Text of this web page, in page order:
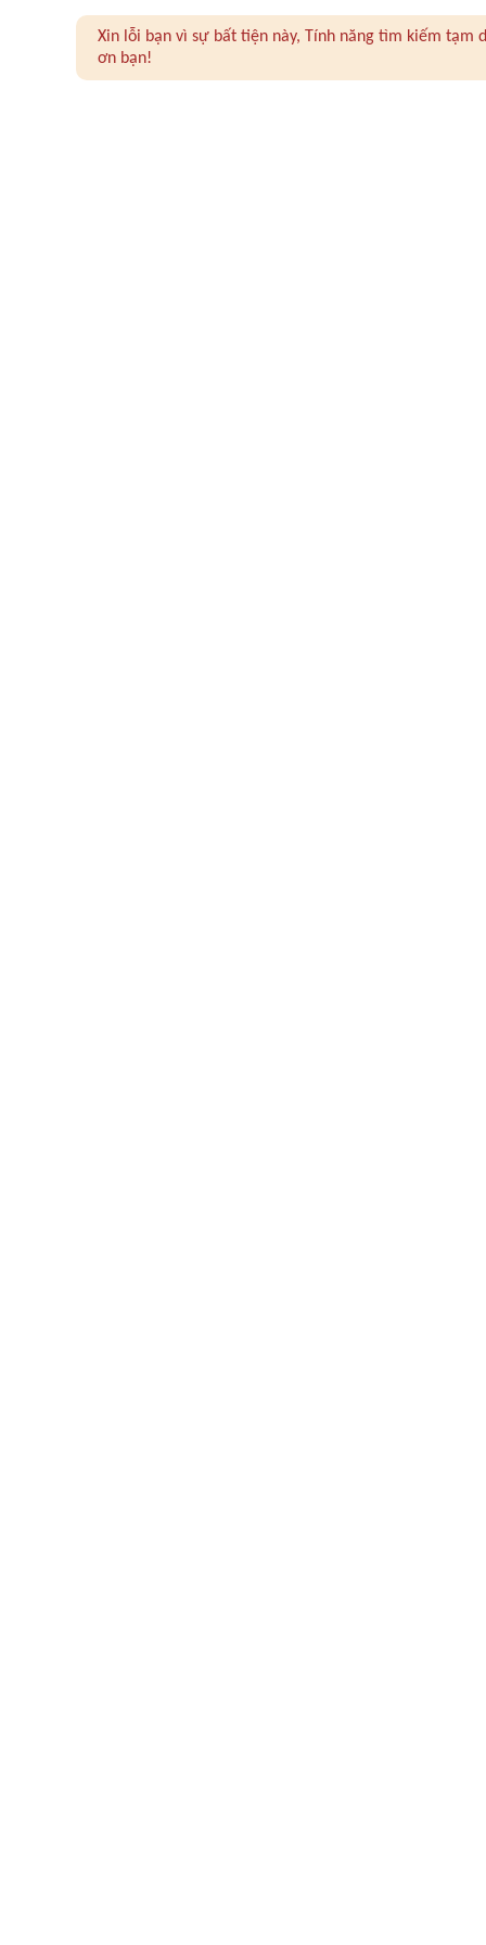
Xin lỗi bạn vì sự bất tiện này, Tính năng tìm kiếm
ơn bạn!